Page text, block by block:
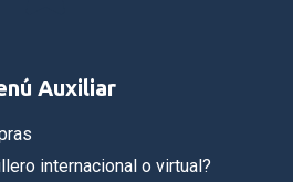
Auxiliar
internacional o virtual?